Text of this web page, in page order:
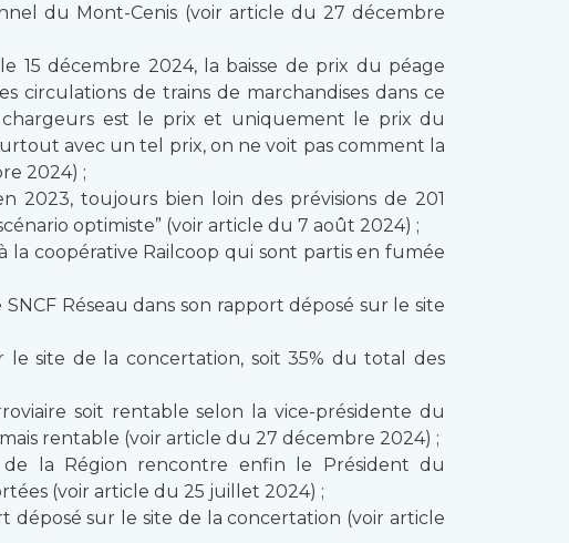
du Mont-Cenis (voir article du 27 décembre
décembre 2024, la baisse de prix du péage
de trains de marchandises dans ce
est le prix et uniquement le prix du
avec un tel prix, on ne voit pas comment la
2024) ;
2023, toujours bien loin des prévisions de 201
optimiste” (voir article du 7 août 2024) ;
la coopérative Railcoop qui sont partis en fumée
Réseau dans son rapport déposé sur le site
site de la concertation, soit 35% du total des
soit rentable selon la vice-présidente du
rentable (voir article du 27 décembre 2024) ;
la Région rencontre enfin le Président du
(voir article du 25 juillet 2024) ;
déposé sur le site de la concertation (voir article